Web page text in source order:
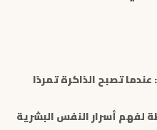
أسرار النفس البشرية